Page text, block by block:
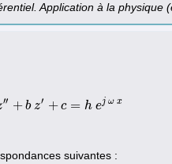
Application à la physique
′′ + b z′ + c = h ej ω x
a z″+b z +c=h e ω x
suivantes :